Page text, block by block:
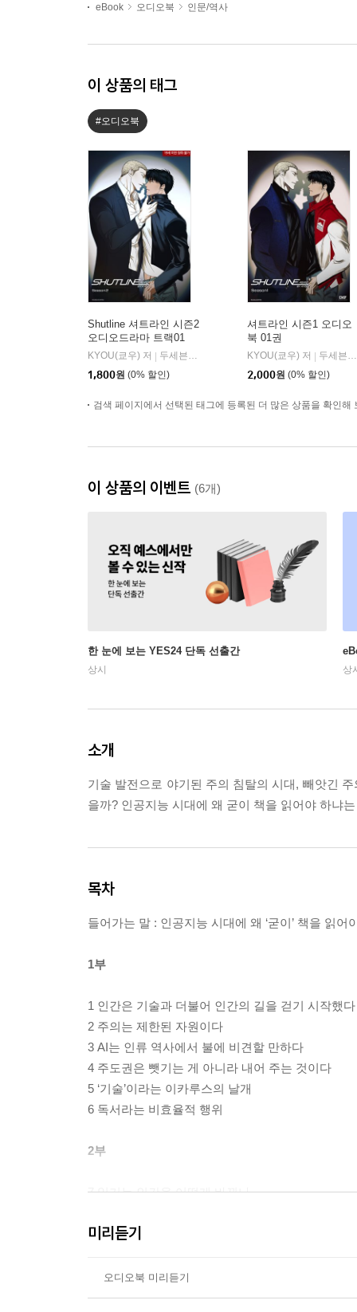
eBook 오디오북 인문/역사
이 상품의 태그
#오디오북
Shutline 셔트라인 시즌2
오디오드라마 트랙01
KYOU(쿄우) 저 | 두세븐 엔터테인먼트
1,800원 (0% 할인)
셔트라인 시즌1 오디오
북 01권
KYOU(쿄우) 저 | 두세븐 엔터테인먼트
2,000원 (0% 할인)
검색 페이지에서 선택된 태그에 등록된 더 많은 상품을 확인해
이 상품의 이벤트 (6개)
한 눈에 보는 YES24 단독 선출간
상시 상
소개
기술 발전으로 야기된 주의 침탈의 시대, 빼앗긴
을까? 인공지능 시대에 왜 굳이 책을 읽어야 하냐
목차
들어가는 말 : 인공지능 시대에 왜 ‘굳이’ 책을 읽어
1부
1 인간은 기술과 더불어 인간의 길을 걷기 시작했다
2 주의는 제한된 자원이다
3 AI는 인류 역사에서 불에 비견할 만하다
4 주도권은 뺏기는 게 아니라 내어 주는 것이다
5 ‘기술’이라는 이카루스의 날개
6 독서라는 비효율적 행위
2부
7 읽기는 인간을 어떻게 바꿨나
9 긴 글을 느리게 깊이 읽어야 한다
11 자아를 벗어나 세상에 주의를 기울이는 돌봄의
12 인공지능 시대에 다시 생각하는 삶과 죽음
미리듣기
오디오북 미리듣기